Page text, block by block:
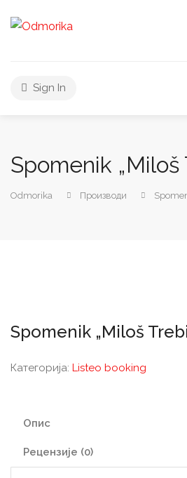
Sign In
Spomenik „Miloš
Odmorika Производи
Spomenik „Miloš
Категорија: Listeo booking
Опис
Рецензије (0)